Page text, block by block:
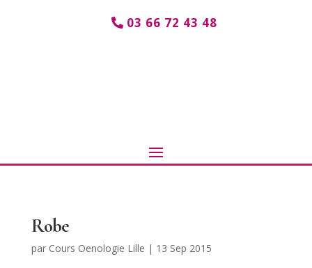
03 66 72 43 48
Robe
par Cours Oenologie Lille | 13 Sep 2015